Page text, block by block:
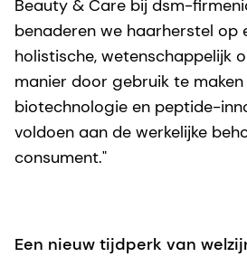
Beauty & Care bij dsm-
benaderen we haarherstel op
holistische, wetenschappelijk
manier door gebruik te maken
biotechnologie en peptide-
voldoen aan de werkelijke
consument."
Een nieuw tijdperk van